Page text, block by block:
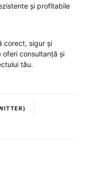
și profitabile
corect, sigur și
oferi consultanță și
tău.